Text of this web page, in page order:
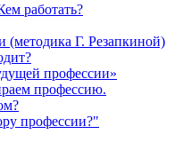
работать?
(методика Г. Резапкиной)
профессии»
профессию.
профессии?"